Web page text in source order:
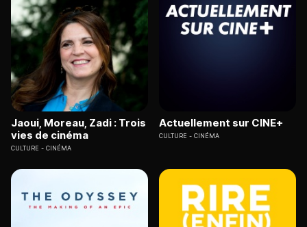
Jaoui, Moreau, Zadi : Trois
vies de cinéma
CULTURE CINÉMA
Actuellement sur CINE+
CULTURE CINÉMA